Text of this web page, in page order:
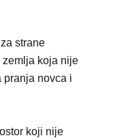
strane
zemlja koja nije
novca i
koji nije